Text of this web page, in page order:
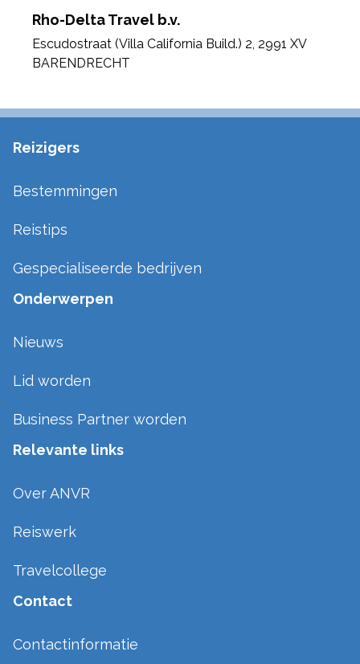
Rho-Delta Travel b.v.
Escudostraat (Villa California Build.) 2, 2991 XV
BARENDRECHT
Reizigers
Bestemmingen
Reistips
Gespecialiseerde bedrijven
Onderwerpen
Nieuws
Lid worden
Business Partner worden
Relevante links
Over ANVR
Reiswerk
Travelcollege
Contact
Contactinformatie